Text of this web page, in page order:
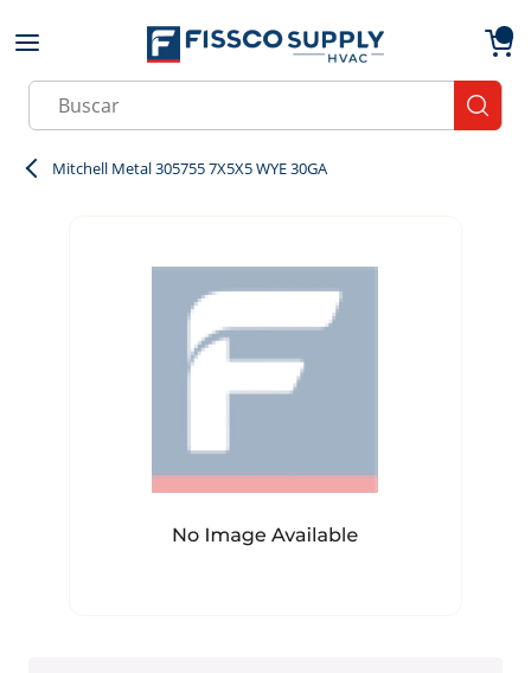
Skip to main content
Site Search
Mitchell Metal 305755 7X5X5 WYE 30GA